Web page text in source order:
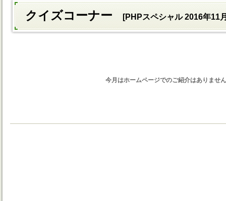
クイズコーナー [PHPスペシャル 2016年11
今月はホームページでのご紹介はありませ